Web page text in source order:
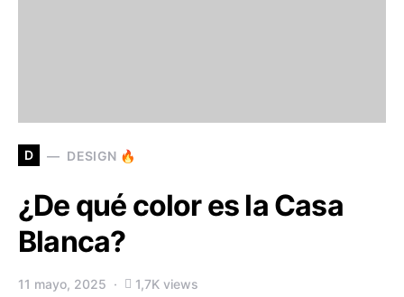
D DESIGN 🔥
¿De qué color es la Casa
Blanca?
11 mayo, 2025 1,7K views